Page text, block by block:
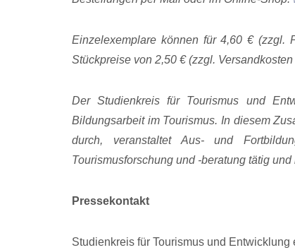
Einzelexemplare können für 4,60 € (zzgl.
Stückpreise von 2,50 € (zzgl.
Der Studienkreis für Tourismus und
Bildungsarbeit im Tourismus. In diesem
durch, veranstaltet Aus- und
Tourismusforschung und -beratung tätig
Pressekontakt
Studienkreis für Tourismus und Entwicklung